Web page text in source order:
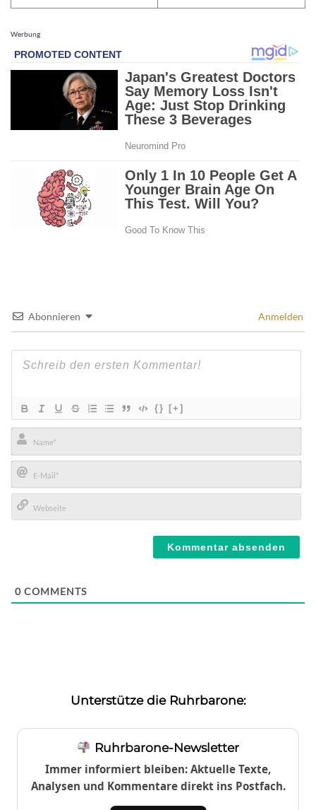
Werbung
Abonnieren Anmelden
{} [+]
Name*
E-
Mail*
0 COMMENTS
Unterstütze die Ruhrbarone:
Ruhrbarone-Newsletter
Immer informiert bleiben: Aktuelle Texte,
Analysen und Kommentare direkt ins Postfach.